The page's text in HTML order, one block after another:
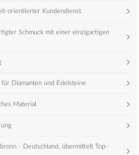
orientierter Kundendienst
Schmuck mit einer einzigartigen
Diamanten und Edelsteine
Material
- Deutschland, übermittelt Top-